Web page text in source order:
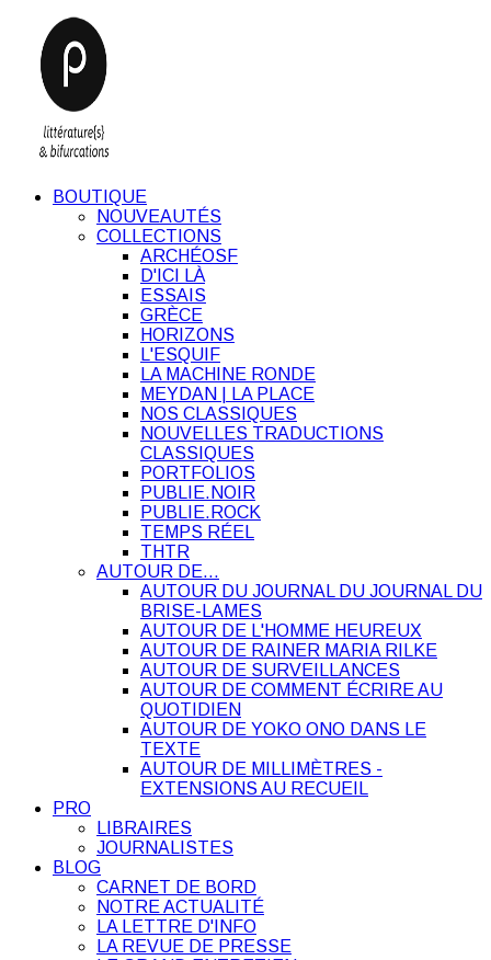
BOUTIQUE
NOUVEAUTÉS
COLLECTIONS
ARCHÉOSF
D'ICI LÀ
ESSAIS
GRÈCE
HORIZONS
L'ESQUIF
LA MACHINE RONDE
MEYDAN | LA PLACE
NOS CLASSIQUES
NOUVELLES TRADUCTIONS
CLASSIQUES
PORTFOLIOS
PUBLIE.NOIR
PUBLIE.ROCK
TEMPS RÉEL
THTR
AUTOUR DE…
AUTOUR DU JOURNAL DU JOURNAL DU
BRISE-LAMES
AUTOUR DE L'HOMME HEUREUX
AUTOUR DE RAINER MARIA RILKE
AUTOUR DE SURVEILLANCES
AUTOUR DE COMMENT ÉCRIRE AU
QUOTIDIEN
AUTOUR DE YOKO ONO DANS LE
TEXTE
AUTOUR DE MILLIMÈTRES -
EXTENSIONS AU RECUEIL
PRO
LIBRAIRES
JOURNALISTES
BLOG
CARNET DE BORD
NOTRE ACTUALITÉ
LA LETTRE D'INFO
LA REVUE DE PRESSE